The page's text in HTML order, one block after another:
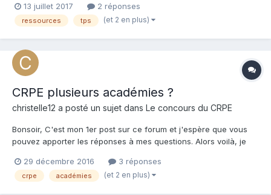
contenu proposé ? Merci.
13 juillet 2017 2 réponses
ressources tps (et 2 en plus)
CRPE plusieurs académies ?
christelle12 a posté un sujet dans Le concours du CRPE
Bonsoir, C'est mon 1er post sur ce forum et j'espère que vous
pouvez apporter les réponses à mes questions. Alors voilà, je
une ESPE. Mais le problème est que je ne sais pas vraiment
quelle académie choisir. En fait je suis actuellement...
29 décembre 2016 3 réponses
crpe académies (et 2 en plus)